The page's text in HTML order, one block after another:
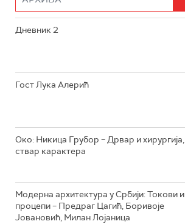
Дневник 2
Гост Лука Алерић
Око: Никица Грубор – Дрвар и хирургија,
ствар карактера
Модерна архитектура у Србији: Токови и
процепи – Предраг Цагић, Боривоје
Јовановић, Милан Лојаница